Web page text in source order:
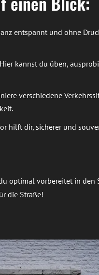
entspannt und ohne
kannst du üben,
verschiedene
hilft dir, sicherer und
optimal vorbereitet in
die Straße!